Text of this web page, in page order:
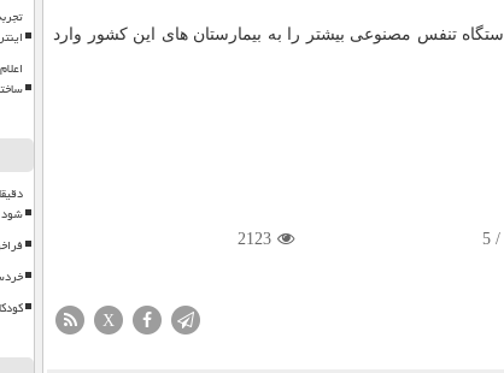
سرویس سلامت همگانی انگلیس در نظر دارد حدود ۴ هزار دستگاه تنفس مصنوعی بیشتر را به بیمارستان های این كشور وارد
/
5
2123
X
شود